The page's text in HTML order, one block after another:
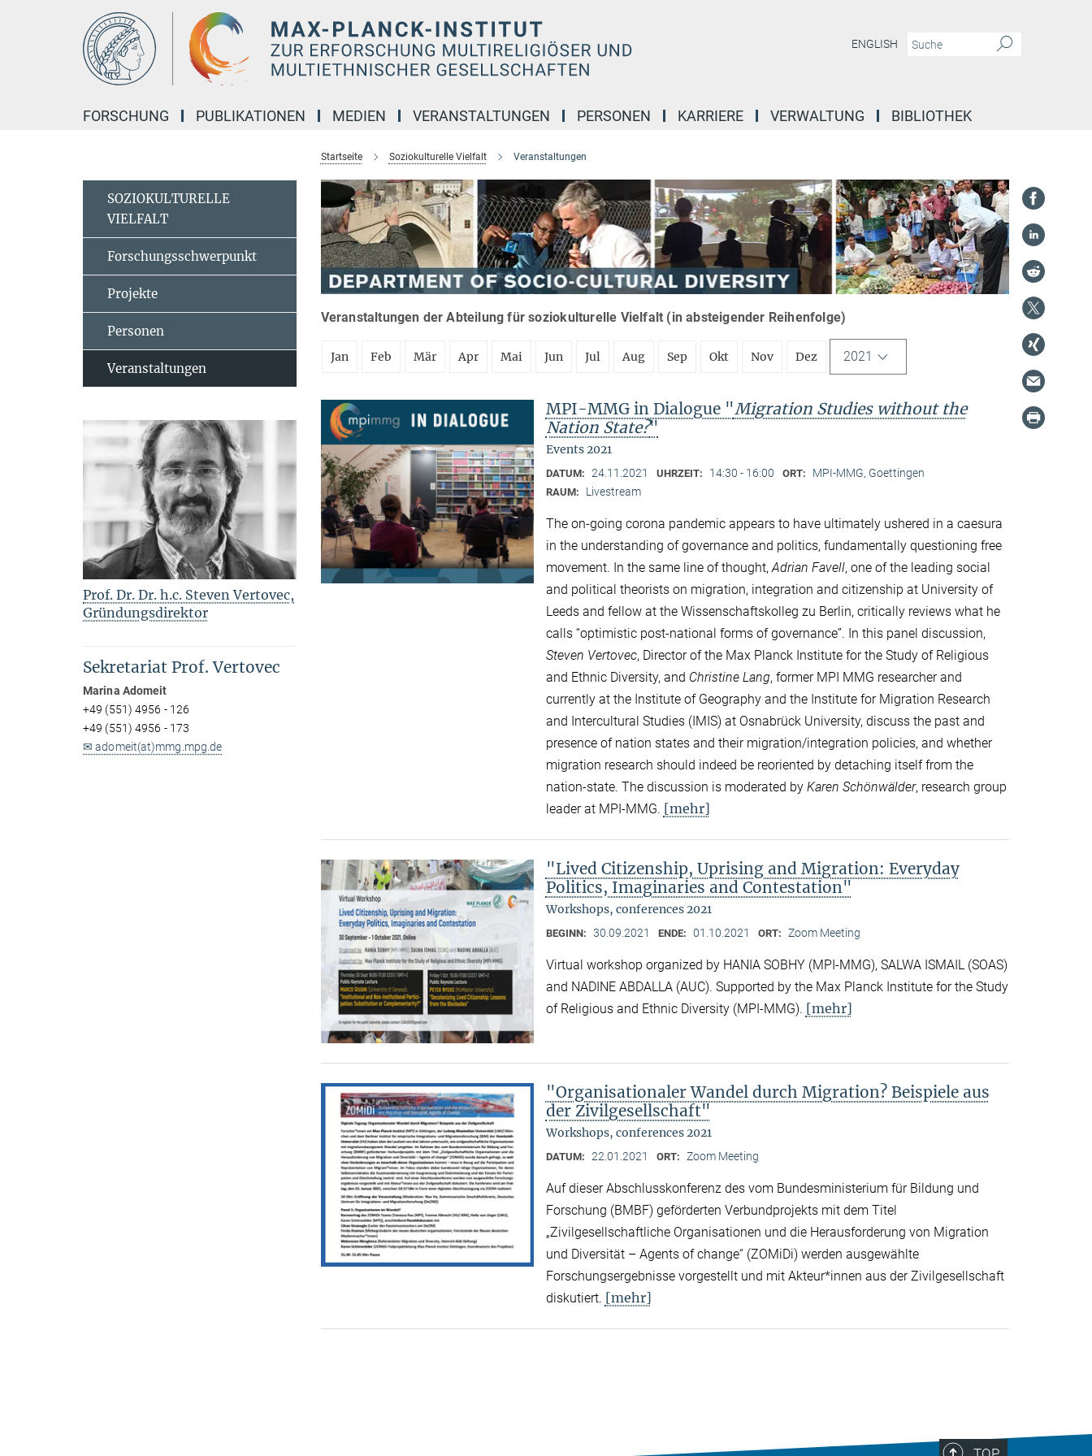
ENGLISH
FORSCHUNG PUBLIKATIONEN MEDIEN VERANSTALTUNGEN PERSONEN KARRIERE VERWALTUNG BIBLIOTHEK
Startseite Soziokulturelle Vielfalt Veranstaltungen
Veranstaltungen der Abteilung für soziokulturelle Vielfalt (in absteigender Reihenfolge)
Jan Feb Mär Apr Mai Jun Jul Aug Sep Okt Nov Dez 2021
MPI-MMG in Dialogue "Migration Studies without the
Nation State?"
Events 2021
DATUM: 24.11.2021 UHRZEIT: 14:30 - 16:00 ORT: MPI-MMG, Goettingen
RAUM: Livestream
The on-going corona pandemic appears to have ultimately ushered in a caesura
in the understanding of governance and politics, fundamentally questioning free
movement. In the same line of thought,Adrian Favell, one of the leading social
and political theorists on migration, integration and citizenship at University of
Leeds and fellow at the Wissenschaftskolleg zu Berlin, critically reviews what he
calls “optimistic post-national forms of governance”. In this panel discussion,
Steven Vertovec, Director of the Max Planck Institute for the Study of Religious
and Ethnic Diversity, and Christine Lang, former MPI MMG researcher and
currently at the Institute of Geography and the Institute for Migration Research
and Intercultural Studies (IMIS) at Osnabrück University, discuss the past and
presence of nation states and their migration/integration policies, and whether
migration research should indeed be reoriented by detaching itself from the
nation-state. The discussion is moderated by Karen Schönwälder, research group
leader at MPI-MMG. [mehr]
"Lived Citizenship, Uprising and Migration: Everyday
Politics, Imaginaries and Contestation"
Workshops, conferences 2021
BEGINN: 30.09.2021 ENDE: 01.10.2021 ORT: Zoom Meeting
Virtual workshop organized by HANIA SOBHY (MPI-MMG), SALWA ISMAIL (SOAS)
and NADINE ABDALLA (AUC). Supported by the Max Planck Institute for the Study
of Religious and Ethnic Diversity (MPI-MMG). [mehr]
"Organisationaler Wandel durch Migration? Beispiele aus
der Zivilgesellschaft"
Workshops, conferences 2021
DATUM: 22.01.2021 ORT: Zoom Meeting
Auf dieser Abschlusskonferenz des vom Bundesministerium für Bildung und
Forschung (BMBF) geförderten Verbundprojekts mit dem Titel
„Zivilgesellschaftliche Organisationen und die Herausforderung von Migration
und Diversität – Agents of change“ (ZOMiDi) werden ausgewählte
Forschungsergebnisse vorgestellt und mit Akteur*innen aus der Zivilgesellschaft
diskutiert. [mehr]
SOZIOKULTURELLE
VIELFALT
Forschungsschwerpunkt
Projekte
Personen
Veranstaltungen
Prof. Dr. Dr. h.c. Steven Vertovec,
Gründungsdirektor
Sekretariat Prof. Vertovec
Marina Adomeit
+49 (551) 4956 - 126
+49 (551) 4956 - 173
✉ adomeit(at)mmg.mpg.de